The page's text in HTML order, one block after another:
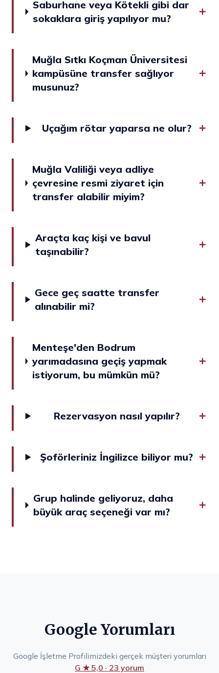
Saburhane veya Kötekli gibi dar
sokaklara giriş yapılıyor mu?
Muğla Sıtkı Koçman Üniversitesi
kampüsüne transfer sağlıyor
musunuz?
Uçağım rötar yaparsa ne olur?
Muğla Valiliği veya adliye
çevresine resmi ziyaret için
transfer alabilir miyim?
Araçta kaç kişi ve bavul
taşınabilir?
Gece geç saatte transfer
alınabilir mi?
Menteşe'den Bodrum
yarımadasına geçiş yapmak
istiyorum, bu mümkün mü?
Rezervasyon nasıl yapılır?
Şoförleriniz İngilizce biliyor mu?
Grup halinde geliyoruz, daha
büyük araç seçeneği var mı?
Google Yorumları
Google İşletme Profilimizdeki gerçek müşteri yorumları
G ★ 5,0 · 23 yorum